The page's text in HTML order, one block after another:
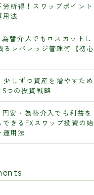
所得！スワップポイント
用法
為替介入でもロスカットし
るレバレッジ管理術【初心
少しずつ資産を増やすため
つの投資戦略
円安・為替介入でも利益を
きるFXスワップ投資の始
運用法